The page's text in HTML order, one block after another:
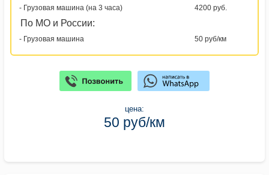
- Грузовая машина (на 3 часа) 4200 руб.
По МО и России:
- Грузовая машина 50 руб/км
цена:
50 руб/км